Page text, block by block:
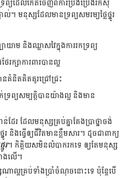
ព្យដែលកើតចេញពីការប្រឹងប្រែងរកស៊ី
មនុស្សដែលមានទ្រព្យសមរម្យថ្លៃថ្នូរ
យាម និងឈ្លាសវៃក្នុងការរកទ្រព្យ
រក្សាការពារបានល្អ
នគំនិតគិតគូរជ្រៅជ្រះ
រព្យសម្បត្តិបានយ៉ាងល្អ និងមាន
ដែរ ដែលមនុស្សគ្រប់គ្នាតែងប្រាថ្នាចង់
រ និងធ្វើឲ្យជីវិតមានខ្លឹមសារ។ ដូចជាពាក្យ
រ។ កិត្តិយសមិនលំបាករកទេ ឲ្យតែមនុស្ស
ងលើ។
ណាល្អគ្រប់ទាំងប្រាំចំណុចនោះទេ ប៉ុន្តែបើ